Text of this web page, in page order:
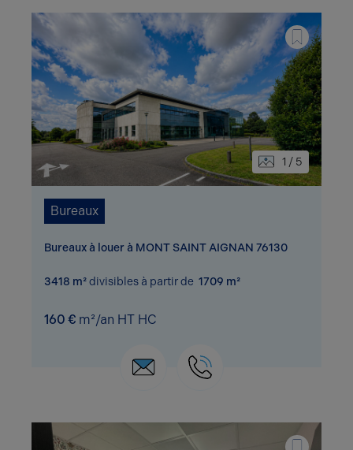
1 / 5
Bureaux
Bureaux à louer à MONT SAINT AIGNAN 76130
3418 m²divisibles à partir de 1709 m²
160 € m²/an HT HC